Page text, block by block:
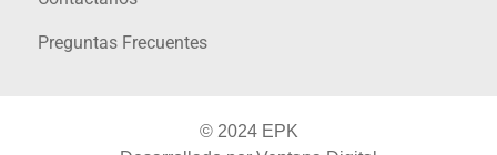
Preguntas Frecuentes
© 2024 EPK